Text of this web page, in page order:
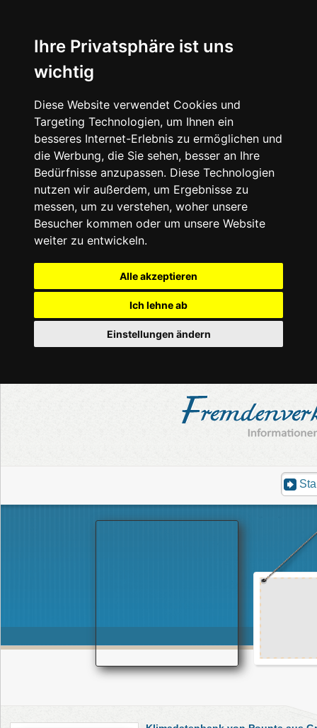
Ihre Privatsphäre ist uns
wichtig
Diese Website verwendet Cookies und
Targeting Technologien, um Ihnen ein
besseres Internet-Erlebnis zu ermöglichen und
die Werbung, die Sie sehen, besser an Ihre
Bedürfnisse anzupassen. Diese Technologien
nutzen wir außerdem, um Ergebnisse zu
messen, um zu verstehen, woher unsere
Besucher kommen oder um unsere Website
weiter zu entwickeln.
Alle akzeptieren
Ich lehne ab
Einstellungen ändern